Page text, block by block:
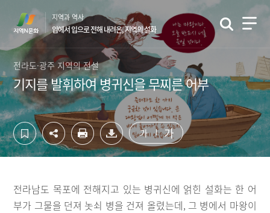
영
바
로
가
기
역
로
가
기
지역과 역사
입에서 입으로 전해 내려온, 지역의 설화
전라도·광주 지역의 전설
기지를 발휘하여 병귀신을 무찌른 어부
가 가
전라남도 목포에 전해지고 있는 병귀신에 얽힌 설화는 한 어
부가 그물을 던져 놋쇠 병을 건져 올렸는데, 그 병에서 마왕이